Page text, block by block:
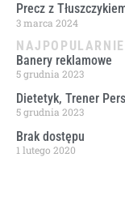
Precz z
3 marca 2024
Banery reklamowe
5 grudnia 2023
Dietetyk, Trener
5 grudnia 2023
Brak dostępu
1 lutego 2020